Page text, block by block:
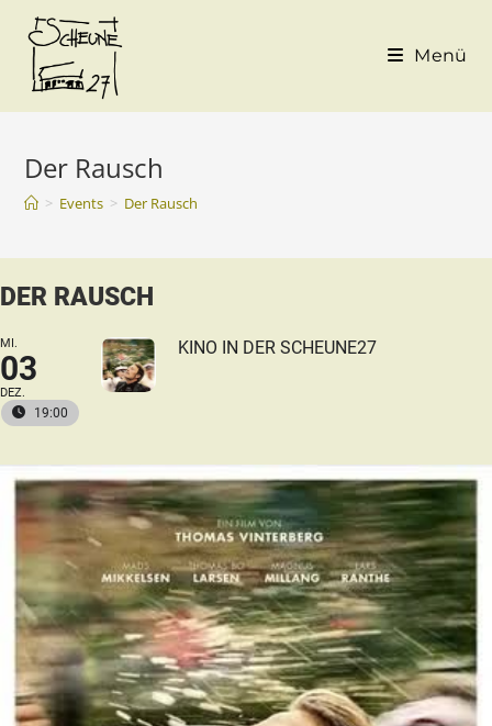
Menü
Der Rausch
> Events > Der Rausch
DER RAUSCH
MI.
03
DEZ.
19:00
KINO IN DER SCHEUNE27